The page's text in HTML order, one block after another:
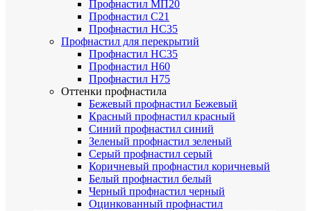
Профнастил МП20
Профнастил С21
Профнастил НС35
Профнастил для перекрытий
Профнастил НС35
Профнастил Н60
Профнастил Н75
Оттенки профнастила
Бежевый профнастил Бежевый
Красный профнастил красный
Синий профнастил синий
Зеленый профнастил зеленый
Серый профнастил серый
Коричневый профнастил коричневый
Белый профнастил белый
Черный профнастил черный
Оцинкованный профнастил